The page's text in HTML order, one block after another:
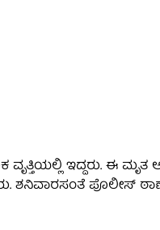
ವೃತ್ತಿಯಲ್ಲಿ ಇದ್ದರು. ಈ
ಶನಿವಾರಸಂತೆ ಪೊಲೀಸ್